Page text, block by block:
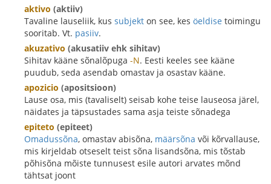
aktivo (aktiiv)
Tavaline lauseliik, kus subjekt on see, kes öeldise toimingu
sooritab. Vt. pasiiv.
akuzativo (akusatiiv ehk sihitav)
Sihitav kääne sõnalõpuga -N. Eesti keeles see kääne
puudub, seda asendab omastav ja osastav kääne.
apozicio (apositsioon)
Lause osa, mis (tavaliselt) seisab kohe teise lauseosa järel,
näidates ja täpsustades sama asja teiste sõnadega
epiteto (epiteet)
Omadussõna, omastav abisõna, määrsõna või kõrvallause,
mis kirjeldab otseselt teist sõna lisandsõna, mis tõstab
põhisõna mõiste tunnusest esile autori arvates mõnd
tähtsat joont